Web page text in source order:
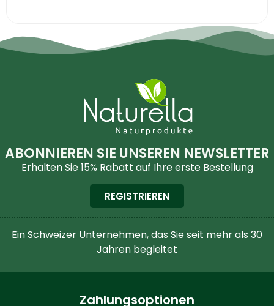
ABONNIEREN SIE UNSEREN NEWSLETTER
Erhalten Sie 15% Rabatt auf Ihre erste Bestellung
REGISTRIEREN
Ein Schweizer Unternehmen, das Sie seit mehr als 30
Jahren begleitet
Zahlungsoptionen